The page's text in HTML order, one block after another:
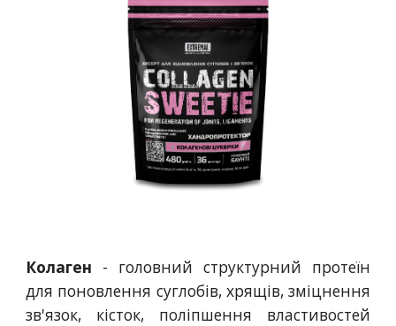
Колаген - головний структурний протеїн
для поновлення суглобів, хрящів, зміцнення
зв'язок, кісток, поліпшення властивостей